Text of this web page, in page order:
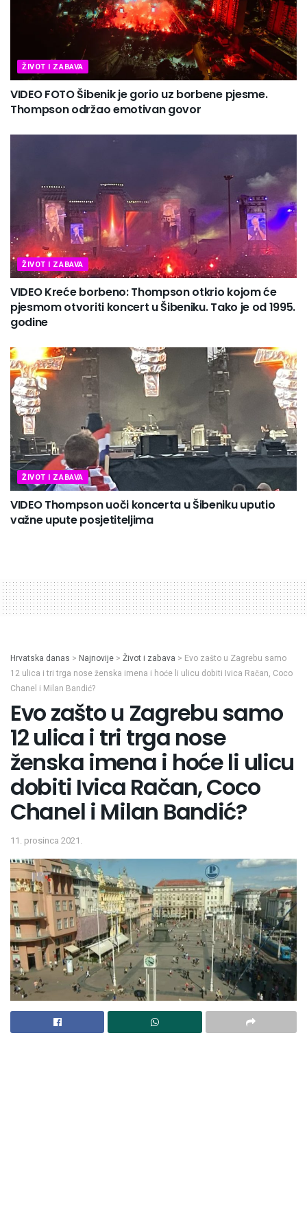
ŽIVOT I ZABAVA
VIDEO FOTO Šibenik je gorio uz borbene pjesme.
Thompson održao emotivan govor
ŽIVOT I ZABAVA
VIDEO Kreće borbeno: Thompson otkrio kojom će
pjesmom otvoriti koncert u Šibeniku. Tako je od 1995.
godine
ŽIVOT I ZABAVA
VIDEO Thompson uoči koncerta u Šibeniku uputio
važne upute posjetiteljima
Hrvatska danas > Najnovije > Život i zabava > Evo zašto u Zagrebu samo
12 ulica i tri trga nose ženska imena i hoće li ulicu dobiti Ivica Račan, Coco
Chanel i Milan Bandić?
Evo zašto u Zagrebu samo
12 ulica i tri trga nose
ženska imena i hoće li ulicu
dobiti Ivica Račan, Coco
Chanel i Milan Bandić?
11. prosinca 2021.